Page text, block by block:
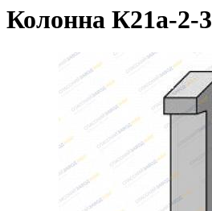
Колонна К21а-2-3